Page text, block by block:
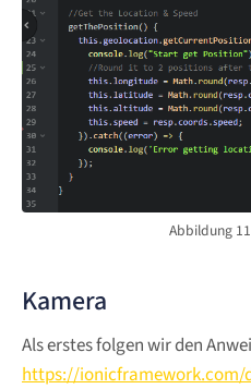
Abbildung
Kamera
Als erstes folgen wir den
https://